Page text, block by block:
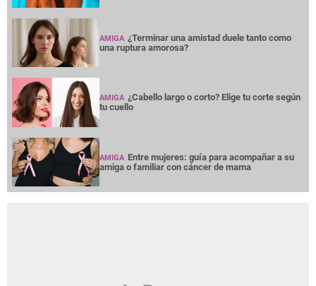
AMIGA ¿Terminar una amistad duele tanto como
una ruptura amorosa?
AMIGA ¿Cabello largo o corto? Elige tu corte según
tu cuello
AMIGA Entre mujeres: guía para acompañar a su
amiga o familiar con cáncer de mama